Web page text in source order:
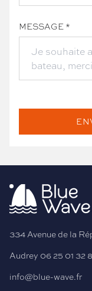
MESSAGE *
334 Avenue de la
Audrey 06 25 01 32
info@blue-wave.fr